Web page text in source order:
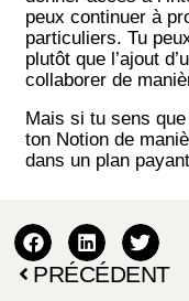
peux continuer à
particuliers. Tu
plutôt que l’ajout
collaborer de
Mais si tu sens
ton Notion de
dans un plan
PRÉCÉDENT